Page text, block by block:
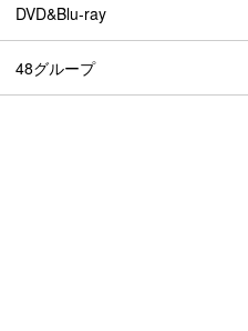
DVD&Blu-ray
48グループ